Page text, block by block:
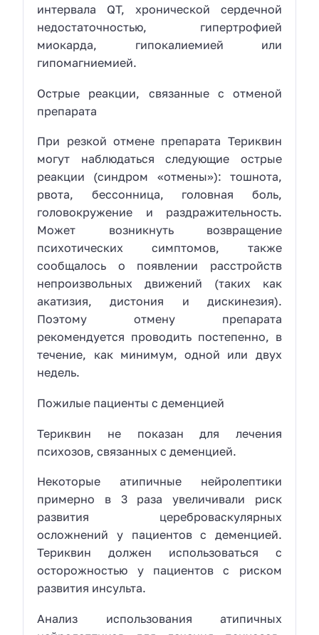
интервала QT, хронической сердечной
недостаточностью, гипертрофией
миокарда, гипокалиемией или
гипомагниемией.
Острые реакции, связанные с отменой
препарата
При резкой отмене препарата Териквин
могут наблюдаться следующие острые
реакции (синдром «отмены»): тошнота,
рвота, бессонница, головная боль,
головокружение и раздражительность.
Может возникнуть возвращение
психотических симптомов, также
сообщалось о появлении расстройств
непроизвольных движений (таких как
акатизия, дистония и дискинезия).
Поэтому отмену препарата
рекомендуется проводить постепенно, в
течение, как минимум, одной или двух
недель.
Пожилые пациенты с деменцией
Териквин не показан для лечения
психозов, связанных с деменцией.
Некоторые атипичные нейролептики
примерно в 3 раза увеличивали риск
развития цереброваскулярных
осложнений у пациентов с деменцией.
Териквин должен использоваться с
осторожностью у пациентов с риском
развития инсульта.
Анализ использования атипичных